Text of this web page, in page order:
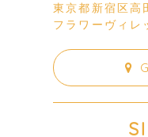
東京都新宿区高
フラワーヴィレ